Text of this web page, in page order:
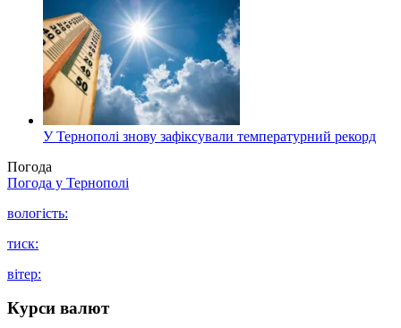
У Тернополі знову зафіксували температурний рекорд
Погода
Погода у Тернополі
вологість:
тиск:
вітер:
Курси валют